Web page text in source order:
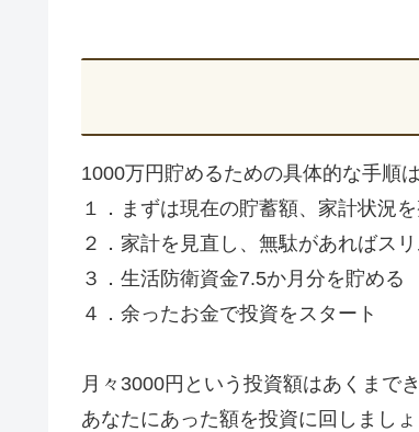
1000万円貯めるための具体的な手順
１．まずは現在の貯蓄額、家計状況
２．家計を見直し、無駄があればス
３．生活防衛資金7.5か月分を貯める
４．余ったお金で投資をスタート
月々3000円という投資額はあくまでき
あなたにあった額を投資に回しましょ